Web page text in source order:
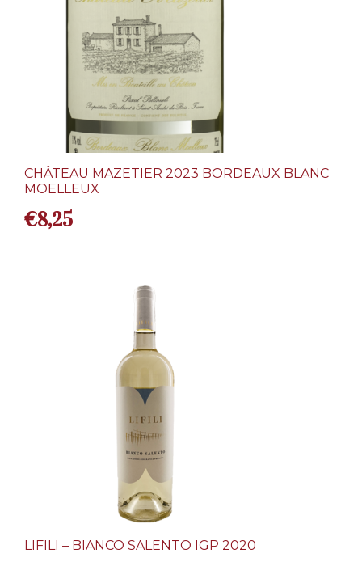
CHÂTEAU MAZETIER 2023 BORDEAUX BLANC
MOELLEUX
€8,25
LIFILI – BIANCO SALENTO IGP 2020